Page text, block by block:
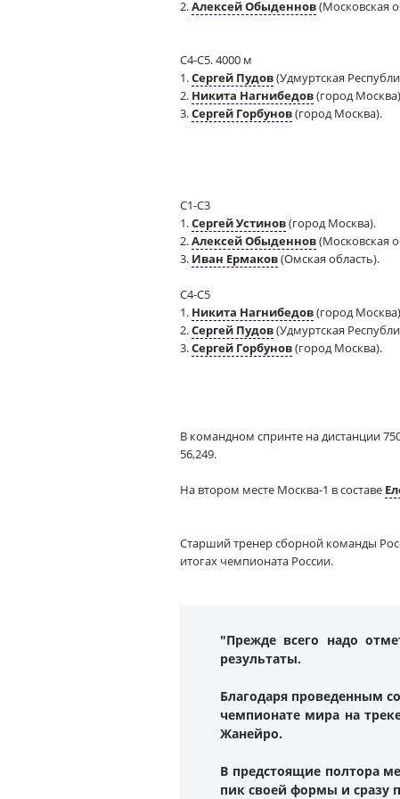
2.Алексей Обыденнов(Московская
С4-С5. 4000 м
1.Сергей Пудов(Удмуртская
2. Никита Нагнибедов(город
3.Сергей Горбунов(город Москва).
С1-С3
1.Сергей Устинов(город Москва).
2.Алексей Обыденнов(Московская
3. Иван Ермаков(Омская область).
С4-С5
1. Никита Нагнибедов(город
2.Сергей Пудов(Удмуртская
3.Сергей Горбунов(город Москва).
В командном спринте на дистанции
56,249.
На втором месте Москва-1 в составе
Старший тренер сборной команды
итогах чемпионата России.
"Прежде всего надо
результаты.
Благодаря проведенным
чемпионате мира на
Жанейро.
В предстоящие полтора
пик своей формы и сразу